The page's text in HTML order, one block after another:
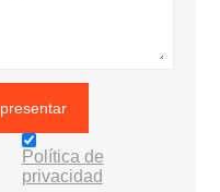
presentar
Política de
privacidad